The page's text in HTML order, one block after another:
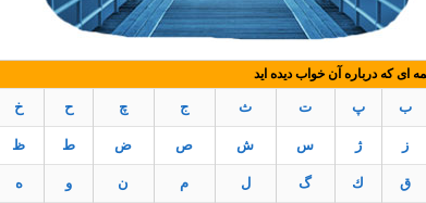
که درباره آن خواب دیده اید
ب پ ت ث ج چ ح خ
ز ژ س ش ص ض ط ظ
ق ك گ ل م ن و ه